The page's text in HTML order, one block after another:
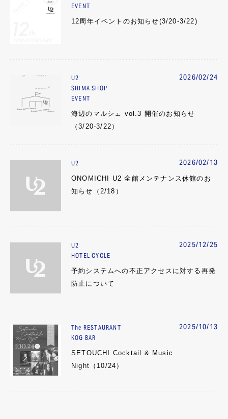
EVENT
12周年イベントのお知らせ(3/20-3/22)
2026/02/24
U2
SHIMA SHOP
EVENT
海辺のマルシェ vol.3 開催のお知らせ
（3/20-3/22）
2026/02/13
U2
ONOMICHI U2 全館メンテナンス休館のお
知らせ（2/18）
2025/12/25
U2
HOTEL CYCLE
予約システムへの不正アクセスに対する再発
防止について
2025/10/13
The RESTAURANT
KOG BAR
SETOUCHI Cocktail & Music
Night（10/24）